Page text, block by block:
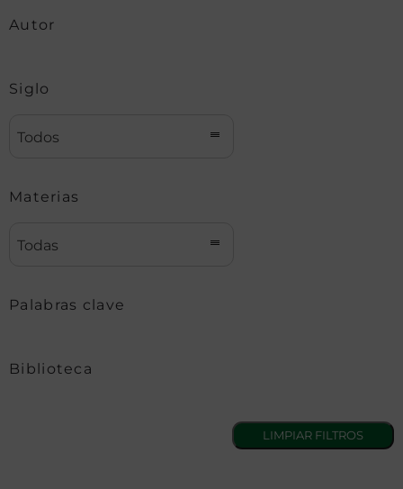
Autor
Siglo
Todos
Materias
Todas
Palabras clave
Biblioteca